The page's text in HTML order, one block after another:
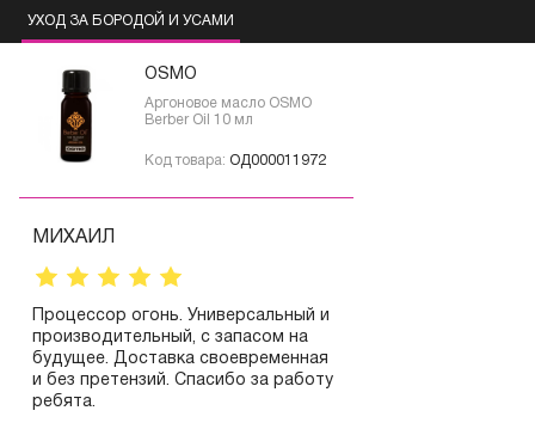
УХОД ЗА БОРОДОЙ И УСАМИ
OSMO
Аргоновое масло OSMO
Berber Oil 10 мл
Код товара: ОД000011972
МИХАИЛ
Процессор огонь. Универсальный и
производительный, с запасом на
будущее. Доставка своевременная
и без претензий. Спасибо за работу
ребята.